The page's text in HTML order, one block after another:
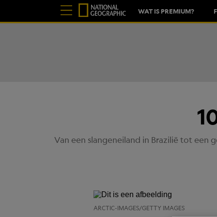
WAT IS PREMIUM?
Van een slangeneiland in Brazilië tot een
ARCTIC-IMAGES/GETTY IMAGES